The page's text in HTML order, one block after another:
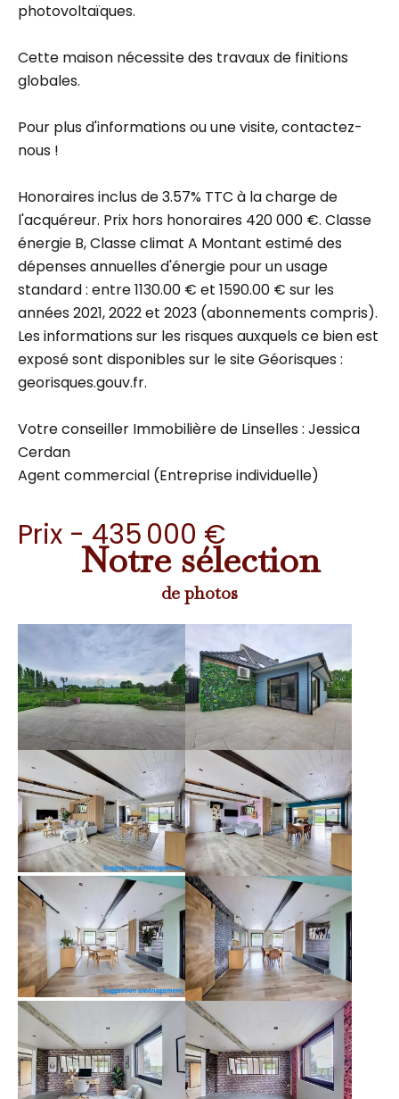
photovoltaïques.
Cette maison nécessite des travaux de finitions
globales.
Pour plus d'informations ou une visite, contactez-
nous !
Honoraires inclus de 3.57% TTC à la charge de
l'acquéreur. Prix hors honoraires 420 000 €. Classe
énergie B, Classe climat A Montant estimé des
dépenses annuelles d'énergie pour un usage
standard : entre 1130.00 € et 1590.00 € sur les
années 2021, 2022 et 2023 (abonnements compris).
Les informations sur les risques auxquels ce bien est
exposé sont disponibles sur le site Géorisques :
georisques.gouv.fr.
Votre conseiller Immobilière de Linselles : Jessica
Cerdan
Agent commercial (Entreprise individuelle)
Prix - 435 000 €
Notre sélection
de photos